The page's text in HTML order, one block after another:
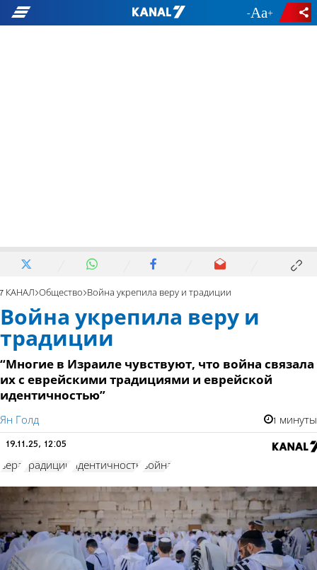
- +
7 КАНАЛ Общество Война укрепила веру и традиции
Война укрепила веру и
традиции
“Многие в Израиле чувствуют, что война связала
их с еврейскими традициями и еврейской
идентичностью”
Ян Голд 1 минуты
19.11.25, 12:05
вера традиции идентичность война